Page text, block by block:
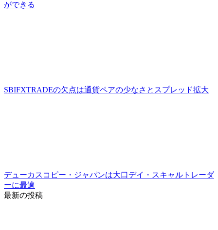
ができる
SBIFXTRADEの欠点は通貨ペアの少なさとスプレッド拡大
デューカスコピー・ジャパンは大口デイ・スキャルトレーダ
ーに最適
最新の投稿